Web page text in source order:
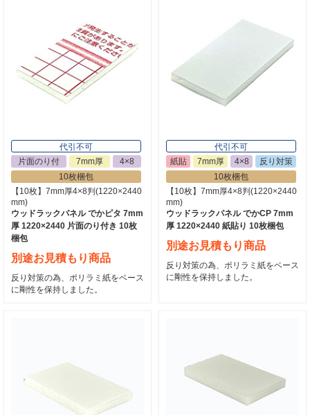
代引不可
片面のり付
7mm厚
4×8
10枚梱包
【10枚】7mm厚4×8判(1220×2440
mm)
ウッドラックパネル でかピタ 7mm
厚 1220×2440 片面のり付き 10枚
梱包
別途お見積もり商品
反り対策の為、ポリラミ紙をベース
に剛性を保持しました。
代引不可
紙貼
7mm厚 4×8
反り対策
10枚梱包
【10枚】7mm厚4×8判(1220×2440
mm)
ウッドラックパネル でかCP 7mm
厚 1220×2440 紙貼り 10枚梱包
別途お見積もり商品
反り対策の為、ポリラミ紙をベース
に剛性を保持しました。